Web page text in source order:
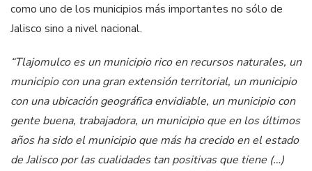
como uno de los municipios más importantes no sólo de
Jalisco sino a nivel nacional.
“Tlajomulco es un municipio rico en recursos naturales, un
municipio con una gran extensión territorial, un municipio
con una ubicación geográfica envidiable, un municipio con
gente buena, trabajadora, un municipio que en los últimos
años ha sido el municipio que más ha crecido en el estado
de Jalisco por las cualidades tan positivas que tiene (…)